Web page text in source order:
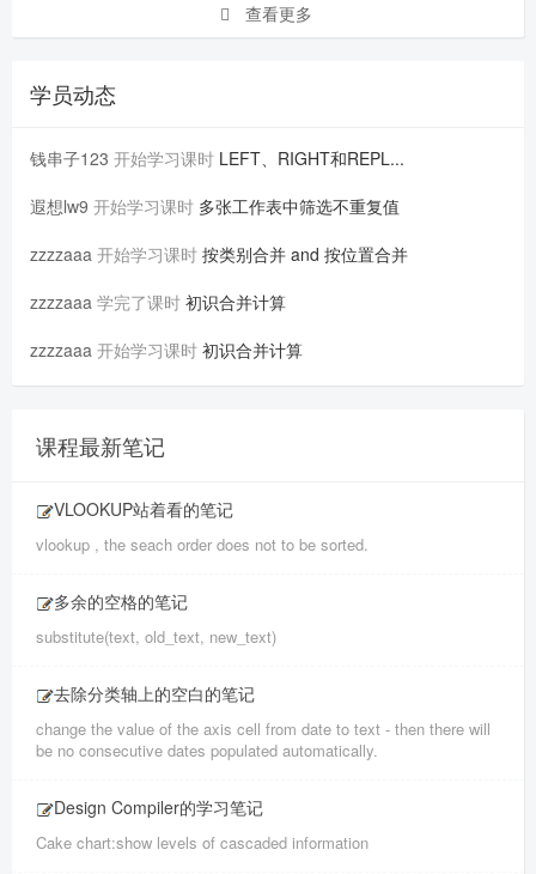
查看更多
学员动态
钱串子123 开始学习课时 LEFT、RIGHT和REPL...
遐想lw9 开始学习课时 多张工作表中筛选不重复值
zzzzaaa 开始学习课时 按类别合并 and 按位置合并
zzzzaaa 学完了课时 初识合并计算
zzzzaaa 开始学习课时 初识合并计算
课程最新笔记
VLOOKUP站着看的笔记
vlookup , the seach order does not to be sorted.
多余的空格的笔记
substitute(text, old_text, new_text)
去除分类轴上的空白的笔记
change the value of the axis cell from date to text - then there will
be no consecutive dates populated automatically.
Design Compiler的学习笔记
Cake chart:show levels of cascaded information